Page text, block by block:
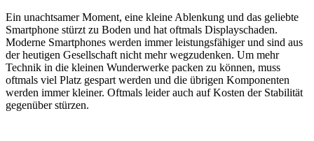
Ein unachtsamer Moment, eine kleine Ablenkung und das geliebte
Smartphone stürzt zu Boden und hat oftmals Displayschaden.
Moderne Smartphones werden immer leistungsfähiger und sind aus
der heutigen Gesellschaft nicht mehr wegzudenken. Um mehr
Technik in die kleinen Wunderwerke packen zu können, muss
oftmals viel Platz gespart werden und die übrigen Komponenten
werden immer kleiner. Oftmals leider auch auf Kosten der Stabilität
gegenüber stürzen.